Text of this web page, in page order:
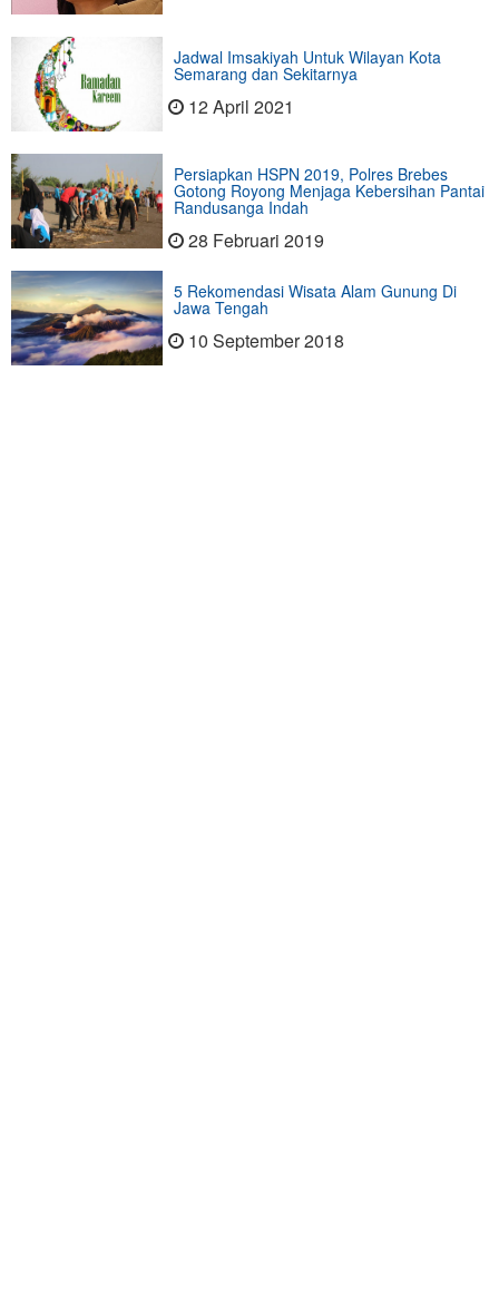
Jadwal Imsakiyah Untuk Wilayan Kota
Semarang dan Sekitarnya
12 April 2021
Persiapkan HSPN 2019, Polres Brebes
Gotong Royong Menjaga Kebersihan Pantai
Randusanga Indah
28 Februari 2019
5 Rekomendasi Wisata Alam Gunung Di
Jawa Tengah
10 September 2018